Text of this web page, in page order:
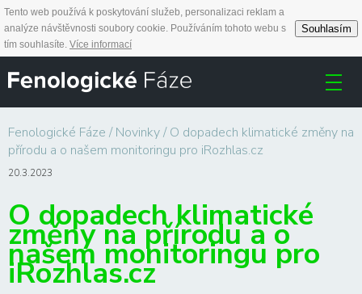
Tento web používá k poskytování služeb, personalizaci reklam a
analýze návštěvnosti soubory cookie. Používáním tohoto webu s
tím souhlasíte. Více informací
Souhlasím
Fenologické Fáze Novinky O dopadech klimatické změny na
přírodu a o našem monitoringu pro iRozhlas.cz
20.3.2023
O dopadech klimatické
změny na přírodu a o
našem monitoringu pro
iRozhlas.cz